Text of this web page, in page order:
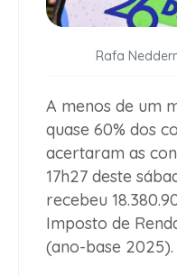
Rafa
A menos de um
quase 60% dos
acertaram as
17h27 deste
recebeu
Imposto de
(ano-base 2025).